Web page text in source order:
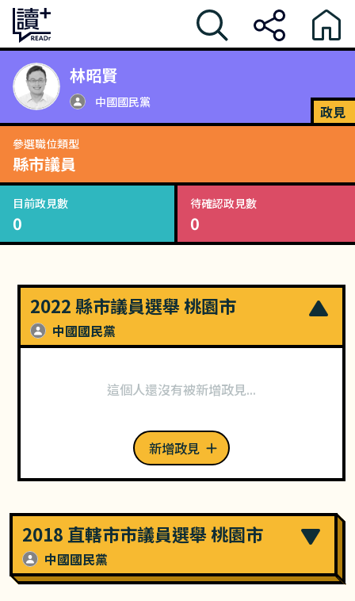
林昭賢
中國國民黨
政見
參選職位類型
縣市議員
目前政見數
0
待確認政見數
0
2022 縣市議員選舉 桃園市
中國國民黨
這個人還沒有被新增政見...
新增政見
2018 直轄市市議員選舉 桃園市
中國國民黨